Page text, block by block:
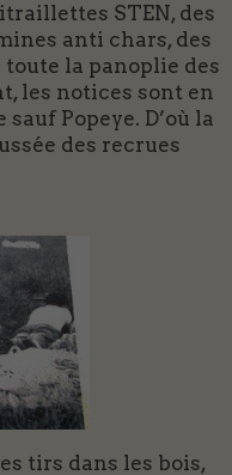
STEN, des
anti chars, des
la panoplie des
les notices sont en
Popeye. D’où la
des recrues
tirs dans les bois,